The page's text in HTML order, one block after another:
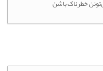
خطرناک باشن